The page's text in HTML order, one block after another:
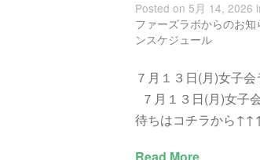
Posted on 5月 14, 2026
ファーズラボからのお知
ンスケジュール
７月１３日(月)女子
７月１３日(月)女子
待ちはコチラから